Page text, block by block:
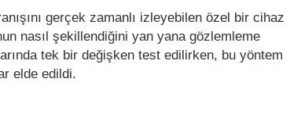
gerçek zamanlı izleyebilen özel bir cihaz
nasıl şekillendiğini yan yana gözlemleme
tek bir değişken test edilirken, bu yöntem
elde edildi.